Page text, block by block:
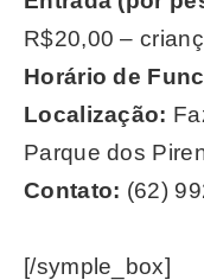
R$20,00 –
Horário de
Localização:
Parque dos
Contato: (62)
[/symple_box]